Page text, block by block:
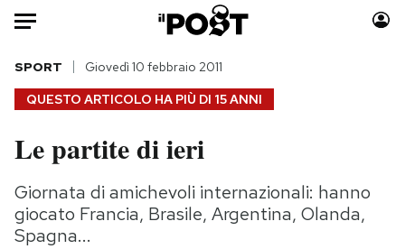
Auto
HOME
Italia
Politica
Consumismi
Storie/Idee
QUESTO ARTICOLO HA PIÙ DI 15 ANNI
SPORT Giovedì 10 febbraio 2011
Le partite di ieri
Giornata di amichevoli internazionali: hanno
giocato Francia, Brasile, Argentina, Olanda,
Spagna...